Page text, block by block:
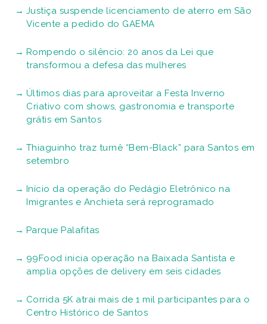
Justiça suspende licenciamento de aterro em São
Vicente a pedido do GAEMA
Rompendo o silêncio: 20 anos da Lei que
transformou a defesa das mulheres
Últimos dias para aproveitar a Festa Inverno
Criativo com shows, gastronomia e transporte
grátis em Santos
Thiaguinho traz turnê “Bem-Black” para Santos em
setembro
Início da operação do Pedágio Eletrônico na
Imigrantes e Anchieta será reprogramado
Parque Palafitas
99Food inicia operação na Baixada Santista e
amplia opções de delivery em seis cidades
Corrida 5K atrai mais de 1 mil participantes para o
Centro Histórico de Santos